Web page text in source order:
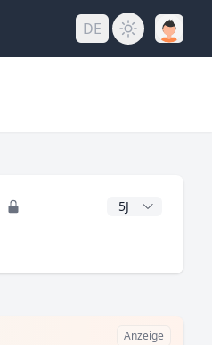
DE
CAGR Jahre
Anzeige